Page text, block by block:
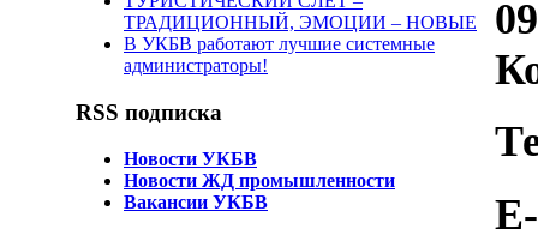
ТРАДИЦИОННЫЙ, ЭМОЦИИ – НОВЫЕ
В УКБВ работают лучшие системные
администраторы!
RSS подписка
Новости УКБВ
Новости ЖД промышленности
Вакансии УКБВ